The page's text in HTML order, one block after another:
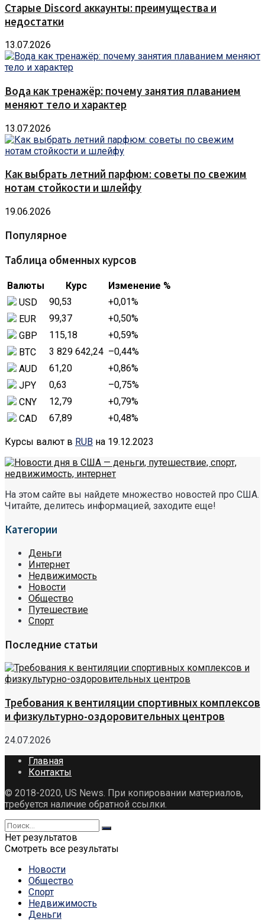
Старые Discord аккаунты: преимущества и
недостатки
13.07.2026
Вода как тренажёр: почему занятия плаванием
меняют тело и характер
13.07.2026
Как выбрать летний парфюм: советы по свежим
нотам стойкости и шлейфу
19.06.2026
Популярное
Таблица обменных курсов
Валюты Курс
Изменение %
USD
90,53 +0,01%
EUR
99,37 +0,50%
GBP
115,18 +0,59%
BTC
3 829 642,24 –0,44%
AUD
61,20 +0,86%
JPY
0,63 –0,75%
CNY
12,79 +0,79%
CAD
67,89 +0,48%
Курсы валют в RUB на 19.12.2023
На этом сайте вы найдете множество новостей про США.
Читайте, делитесь информацией, заходите еще!
Категории
Деньги
Интернет
Недвижимость
Новости
Общество
Путешествие
Спорт
Последние статьи
Требования к вентиляции спортивных комплексов
и физкультурно-оздоровительных центров
24.07.2026
Главная
Контакты
© 2018-2020, US News. При копировании материалов,
требуется наличие обратной ссылки.
Нет результатов
Смотреть все результаты
Новости
Общество
Спорт
Недвижимость
Деньги